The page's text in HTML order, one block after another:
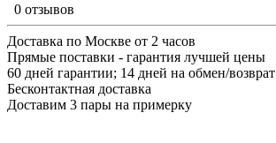
0 отзывов
Доставка по Москве от 2 часов
Прямые поставки - гарантия лучшей цены
60 дней гарантии; 14 дней на обмен/возврат
Бесконтактная доставка
Доставим 3 пары на примерку